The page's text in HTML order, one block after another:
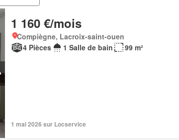
1 160 €/mois
Compiègne, Lacroix-saint-ouen
4 Pièces
1 Salle de bain 99 m²
1 mai 2026 sur Locservice